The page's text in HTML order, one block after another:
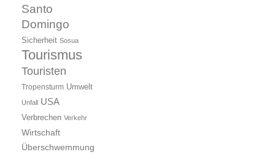
Santo
Domingo
Sicherheit Sosua
Tourismus
Touristen
Tropensturm Umwelt
Unfall USA
Verbrechen Verkehr
Wirtschaft
Überschwemmung